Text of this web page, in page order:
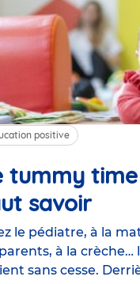
positive
tummy
savoir
le pédiatre, à la
à la
sans cesse.